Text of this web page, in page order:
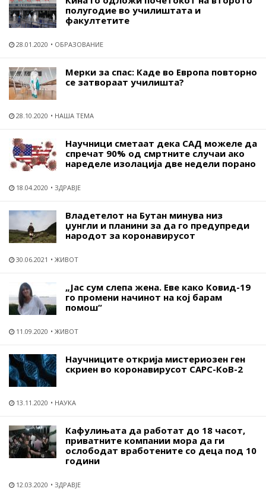
полугодие во училиштата и
факултетите
28.01.2020 ОБРАЗОВАНИЕ
Мерки за спас: Каде во Европа повторно
се затвораат училишта?
28.10.2020 НАША ТЕМА
Научници сметаат дека САД можеле да
спречат 90% од смртните случаи ако
наределе изолација две недели порано
18.04.2020 ЗДРАВЈЕ
Владетелот на Бутан минува низ
џунгли и планини за да го предупреди
народот за коронавирусот
30.06.2021 ЖИВОТ
„Јас сум слепа жена. Еве како Ковид-19
го промени начинот на кој барам
помош“
11.09.2020 ЖИВОТ
Научниците открија мистериозен ген
скриен во коронавирусот САРС-КоВ-2
13.11.2020 НАУКА
Кафулињата да работат до 18 часот,
приватните компании мора да ги
ослободат вработените со деца под 10
години
12.03.2020 ЗДРАВЈЕ